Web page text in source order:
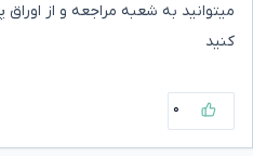
میتوانید به شعبه مراجعه و از
کنید
۰